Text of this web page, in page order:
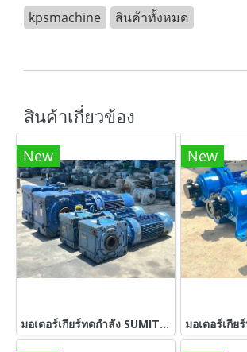
kpsmachine
สินค้าทั้งหมด
สินค้าเกี่ยวข้อง
New
มอเตอร์เกียร์ทดกำลัง SUMITOMO JAPANขนาด 7.5 HP (ทรงเพลาทะลุ) 380V รุ่นพิเศษมีเบรคในตัว เข้ามา 2 คู่ 4 ตัว
New